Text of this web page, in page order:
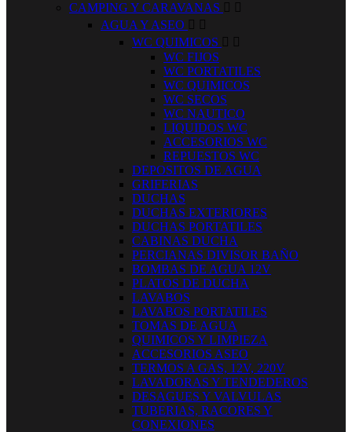
CAMPING Y CARAVANAS  
AGUA Y ASEO  
WC QUIMICOS  
WC FIJOS
WC PORTATILES
WC QUIMICOS
WC SECOS
WC NAUTICO
LIQUIDOS WC
ACCESORIOS WC
REPUESTOS WC
DEPOSITOS DE AGUA
GRIFERIAS
DUCHAS
DUCHAS EXTERIORES
DUCHAS PORTATILES
CABINAS DUCHA
PERCIANAS DIVISOR BAÑO
BOMBAS DE AGUA 12V
PLATOS DE DUCHA
LAVABOS
LAVABOS PORTATILES
TOMAS DE AGUA
QUIMICOS Y LIMPIEZA
ACCESORIOS ASEO
TERMOS A GAS, 12V, 220V
LAVADORAS Y TENDEDEROS
DESAGUES Y VALVULAS
TUBERIAS, RACORES Y
CONEXIONES